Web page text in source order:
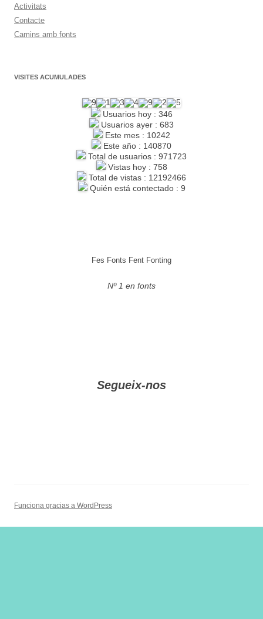
Activitats
Contacte
Camins amb fonts
VISITES ACUMULADES
Usuarios hoy : 346
Usuarios ayer : 683
Este mes : 10242
Este año : 140870
Total de usuarios : 971723
Vistas hoy : 758
Total de vistas : 12192466
Quién está contectado : 9
Fes Fonts Fent Fonting
Nº 1 en fonts
Segueix-nos
Funciona gracias a WordPress